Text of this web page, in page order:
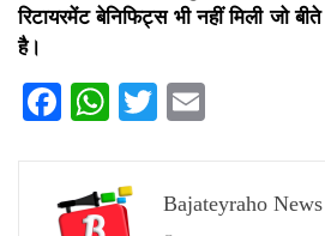
रिटायरमेंट बेनिफिट्स भी नहीं मिली जो
है।
Facebook
WhatsApp
Twitter
Bajateyraho News